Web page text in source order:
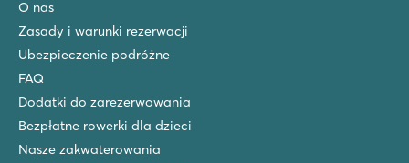
La Baume
La Baume
Francja - Południowa Francja - Lazurowe Wybrzeże - Fréjus
★ ★ ★
Atrakcyjne animacje i liczne udogodnienia
Urokliwe miasteczka w okolicy
O nas
Zasady i warunki rezerwacji
Ubezpieczenie podróżne
FAQ
Dodatki do zarezerwowania
Bezpłatne rowerki dla dzieci
Nasze zakwaterowania